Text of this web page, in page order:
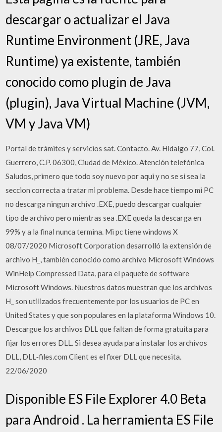
descargar o actualizar el Java
Runtime Environment (JRE, Java
Runtime) ya existente, también
conocido como plugin de Java
(plugin), Java Virtual Machine (JVM,
VM y Java VM)
Portal de trámites y servicios sat. Contacto. Av. Hidalgo 77, Col.
Guerrero, C.P. 06300, Ciudad de México. Atención telefónica
Saludos, primero que todo soy nuevo por aqui y no se si sea la
seccion correcta a tratar mi problema. Desde hace tiempo mi PC
no descarga ningun archivo .EXE, puedo descargar cualquier
tipo de archivo pero mientras sea .EXE queda la descarga en
99% y a la final nunca termina. Mi pc tiene windows X
08/07/2020 Microsoft Corporation desarrolló la extensión de
archivo H_, también conocido como archivo Microsoft Windows
WinHelp Compressed Data, para el paquete de software
Microsoft Windows. Nuestros datos muestran que los archivos
H_ son utilizados frecuentemente por los usuarios de PC en
United States y que son populares en la plataforma Windows 10.
Descargue los archivos DLL que faltan de forma gratuita para
fijar los errores DLL. Si desea ayuda para instalar los archivos
DLL, DLL‑files.com Client es el fixer DLL que necesita.
22/06/2020
Disponible ES File Explorer 4.0 Beta
para Android . La herramienta ES File